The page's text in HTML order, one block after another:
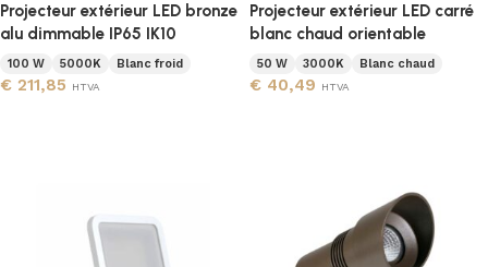
Projecteur extérieur LED bronze
alu dimmable IP65 IK10
100 W 5000K Blanc froid
€ 211,85 HTVA
Projecteur extérieur LED carré
blanc chaud orientable
50 W 3000K Blanc chaud
€ 40,49 HTVA